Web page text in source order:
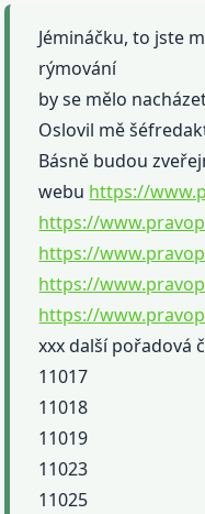
Jémináčku, to jste
rýmování
by se mělo
Oslovil mě
Básně budou
webu https://
https://
https://
https://
https://
xxx další pořadová
11017
11018
11019
11023
11025